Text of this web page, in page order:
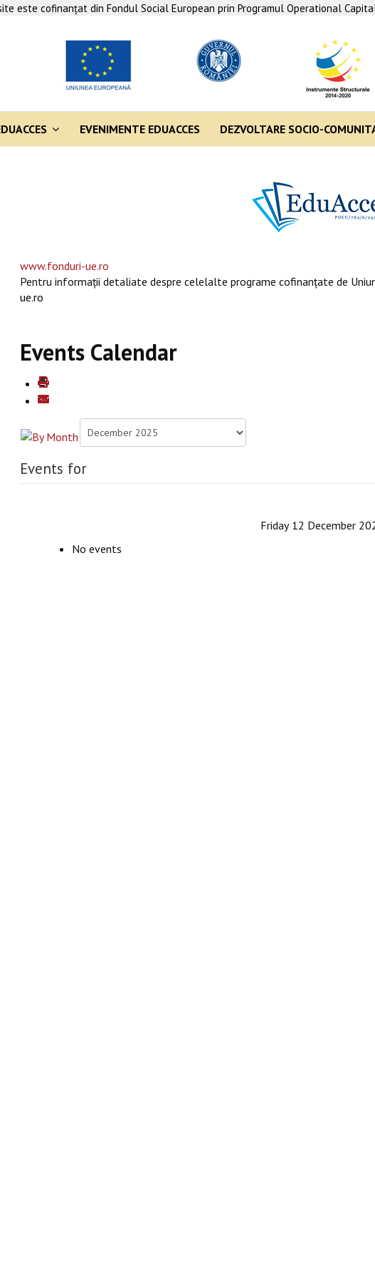
este cofinanţat din Fondul Social European prin Programul Operational
EVENIMENTE EDUACCES DEZVOLTARE SOCIO-
www.fonduri-ue.ro
Pentru informaţii detaliate despre celelalte programe cofinanţate de
ue.ro
Events Calendar
Events for
Friday 12 December
No events